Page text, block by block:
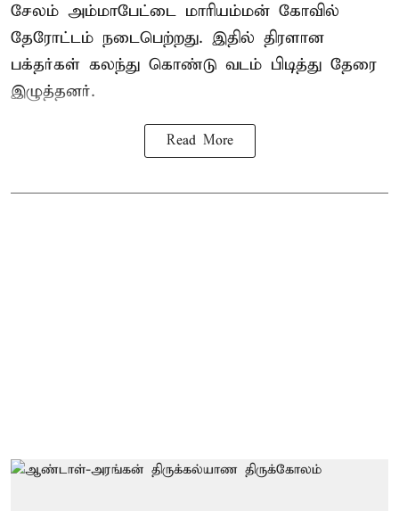
சேலம் அம்மாபேட்டை மாரியம்மன் கோவில்
தேரோட்டம் நடைபெற்றது. இதில் திரளான
பக்தர்கள் கலந்து கொண்டு வடம் பிடித்து தேரை
இழுத்தனர்.
Read More